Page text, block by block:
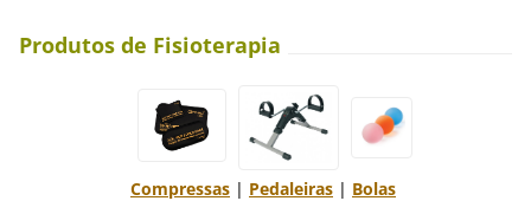
Produtos de Fisioterapia
Compressas | Pedaleiras | Bolas